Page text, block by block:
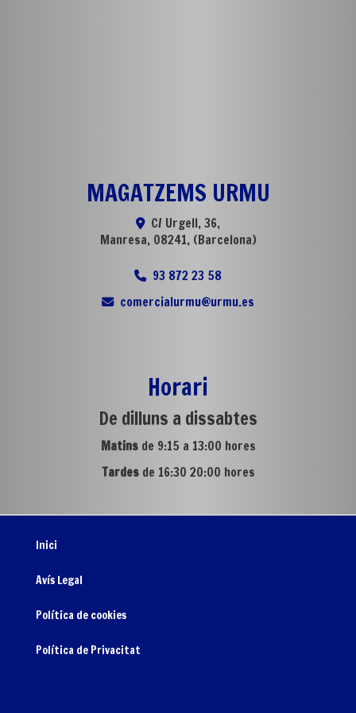
MAGATZEMS URMU
C/ Urgell, 36,
Manresa, 08241, (Barcelona)
93 872 23 58
comercialurmu urmu.es
Horari
De dilluns a dissabtes
Matinsde 9:15 a 13:00 hores
Tardesde 16:30 20:00 hores
Inici
Avís Legal
Política de cookies
Política de Privacitat